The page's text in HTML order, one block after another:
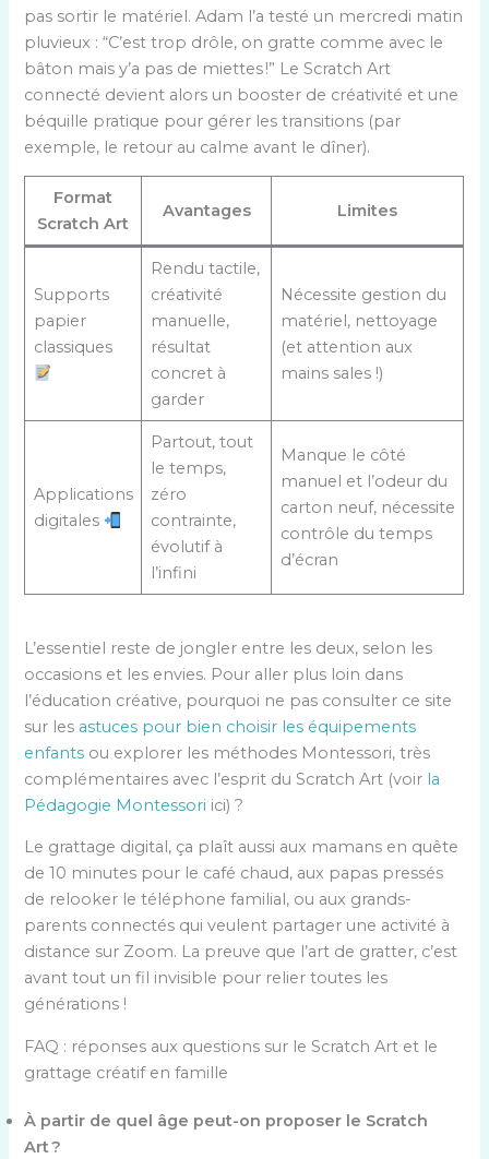
pas sortir le matériel. Adam l’a testé un mercredi matin
pluvieux : “C’est trop drôle, on gratte comme avec le
bâton mais y’a pas de miettes !” Le Scratch Art
connecté devient alors un booster de créativité et une
béquille pratique pour gérer les transitions (par
exemple, le retour au calme avant le dîner).
Format
Scratch Art
Avantages Limites
Supports
papier
classiques
Rendu tactile,
créativité
manuelle,
résultat
concret à
garder
Nécessite gestion du
matériel, nettoyage
(et attention aux
mains sales !)
Applications
digitales
Partout, tout
le temps,
zéro
contrainte,
évolutif à
l’infini
Manque le côté
manuel et l’odeur du
carton neuf, nécessite
contrôle du temps
d’écran
L’essentiel reste de jongler entre les deux, selon les
occasions et les envies. Pour aller plus loin dans
l’éducation créative, pourquoi ne pas consulter ce site
sur les astuces pour bien choisir les équipements
enfants ou explorer les méthodes Montessori, très
complémentaires avec l’esprit du Scratch Art (voir la
Pédagogie Montessori ici) ?
Le grattage digital, ça plaît aussi aux mamans en quête
de 10 minutes pour le café chaud, aux papas pressés
de relooker le téléphone familial, ou aux grands-
parents connectés qui veulent partager une activité à
distance sur Zoom. La preuve que l’art de gratter, c’est
avant tout un fil invisible pour relier toutes les
générations !
FAQ : réponses aux questions sur le Scratch Art et le
grattage créatif en famille
À partir de quel âge peut-on proposer le Scratch
Art ?